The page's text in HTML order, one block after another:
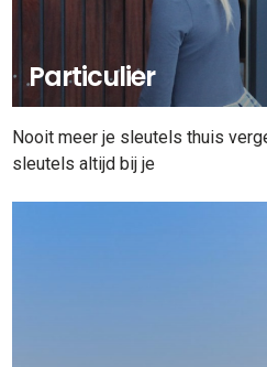
Particulier
Nooit meer je sleutels thuis
sleutels altijd bij je